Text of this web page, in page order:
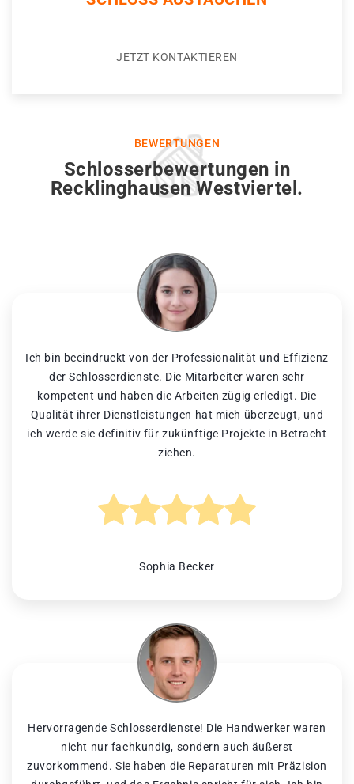
JETZT KONTAKTIEREN
BEWERTUNGEN
Schlosserbewertungen in
Recklinghausen Westviertel.
Ich bin beeindruckt von der Professionalität und Effizienz
der Schlosserdienste. Die Mitarbeiter waren sehr
kompetent und haben die Arbeiten zügig erledigt. Die
Qualität ihrer Dienstleistungen hat mich überzeugt, und
ich werde sie definitiv für zukünftige Projekte in Betracht
ziehen.
Sophia Becker
Hervorragende Schlosserdienste! Die Handwerker waren
nicht nur fachkundig, sondern auch äußerst
zuvorkommend. Sie haben die Reparaturen mit Präzision